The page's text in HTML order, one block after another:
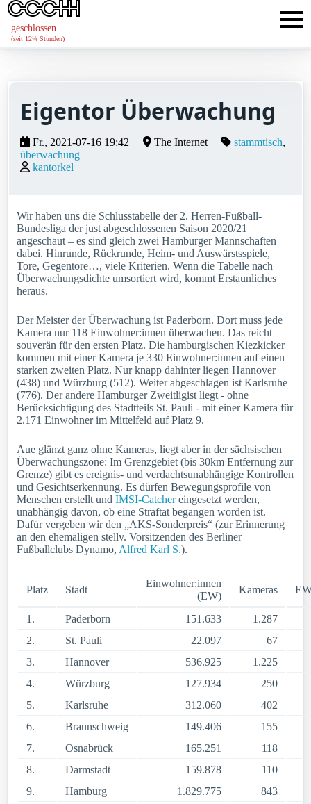
geschlossen
(seit 12¼ Stunden)
Eigentor Überwachung
Fr., 2021-07-16 19:42 The Internet
stammtisch
überwachung
kantorkel
Wir haben uns die Schlusstabelle der 2. Herren-Fußball-
Bundesliga der just abgeschlossenen Saison 2020/21
angeschaut ‒ es sind gleich zwei Hamburger Mannschaften
dabei. Hinrunde, Rückrunde, Heim- und Auswärstsspiele,
Tore, Gegentore…, viele Kriterien. Wenn die Tabelle nach
Überwachungsdichte umsortiert wird, kommt Erstaunliches
heraus.
Der Meister der Überwachung ist Paderborn. Dort muss jede
Kamera nur 118 Einwohner:innen überwachen. Das reicht
souverän für den ersten Platz. Die hamburgischen Kiezkicker
kommen mit einer Kamera je 330 Einwohner:innen auf einen
starken zweiten Platz. Nur knapp dahinter liegen Hannover
(438) und Würzburg (512). Weiter abgeschlagen ist Karlsruhe
(776). Der andere Hamburger Zweitligist liegt - ohne
Berücksichtigung des Stadtteils St. Pauli - mit einer Kamera für
2.171 Einwohner im Mittelfeld auf Platz 9.
Aue glänzt ganz ohne Kameras, liegt aber in der sächsischen
Überwachungszone: Im Grenzgebiet (bis 30km Entfernung zur
Grenze) gibt es ereignis- und verdachtsunabhängige Kontrollen
und Gesichtserkennung. Es dürfen Bewegungsprofile von
Menschen erstellt undIMSI-Catchereingesetzt werden,
unabhängig davon, ob eine Straftat begangen worden ist.
Dafür vergeben wir den „AKS-Sonderpreis“ (zur Erinnerung
an den ehemaligen stellv. Vorsitzenden des Berliner
Fußballclubs Dynamo, Alfred Karl S.).
Platz Stadt
Einwohner:innen
(EW)
Kameras
1. Paderborn 151.633
1.287
2.
St. Pauli 22.097
67
3.
Hannover 536.925
1.225
4.
Würzburg 127.934
250
5.
Karlsruhe 312.060
402
6.
Braunschweig 149.406
155
7.
Osnabrück 165.251
118
8.
Darmstadt 159.878
110
9.
Hamburg 1.829.775
843